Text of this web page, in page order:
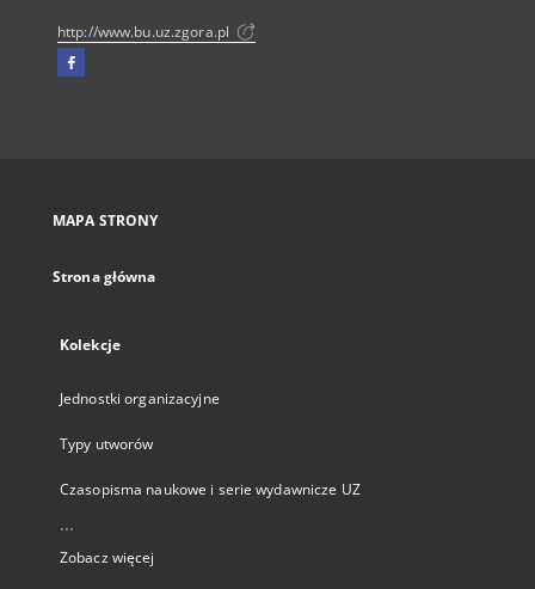
http://www.bu.uz.zgora.pl
Facebook
karcie
MAPA STRONY
Strona główna
Kolekcje
Jednostki organizacyjne
Typy utworów
Czasopisma naukowe i serie wydawnicze UZ
...
Zobacz więcej